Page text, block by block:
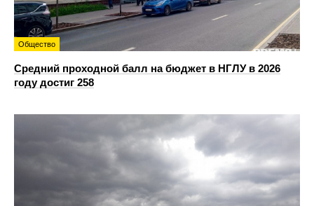
Общество
Средний проходной балл на бюджет в НГЛУ в 2026
году достиг 258